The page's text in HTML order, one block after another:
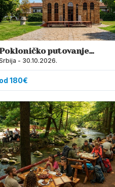
Pokloničko putovanje
i Metohija
- 30.10.2026.
od 180€